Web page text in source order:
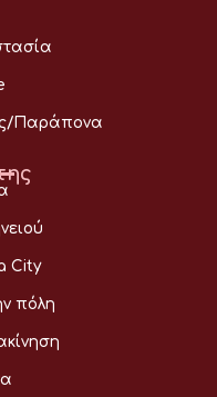
Παράπονα
City
πόλη